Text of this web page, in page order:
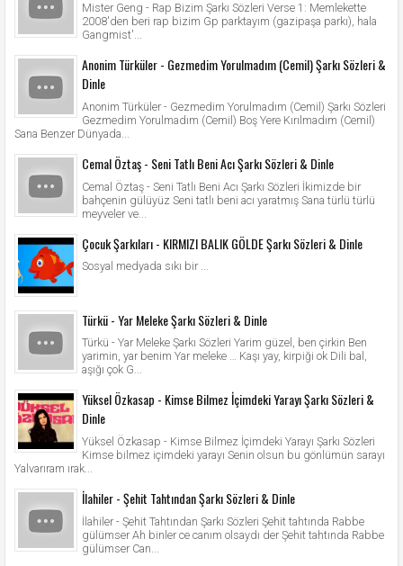
Mister Geng - Rap Bizim Şarkı Sözleri Verse 1: Memlekette
2008'den beri rap bizim Gp parktayım (gazipaşa parkı), hala
Gangmist'...
Anonim Türküler - Gezmedim Yorulmadım (Cemil) Şarkı Sözleri &
Dinle
Anonim Türküler - Gezmedim Yorulmadım (Cemil) Şarkı Sözleri
Gezmedim Yorulmadım (Cemil) Boş Yere Kırılmadım (Cemil)
Sana Benzer Dünyada...
Cemal Öztaş - Seni Tatlı Beni Acı Şarkı Sözleri & Dinle
Cemal Öztaş - Seni Tatlı Beni Acı Şarkı Sözleri İkimizde bir
bahçenin gülüyüz Seni tatlı beni acı yaratmış Sana türlü türlü
meyveler ve...
Çocuk Şarkıları - KIRMIZI BALIK GÖLDE Şarkı Sözleri & Dinle
Sosyal medyada sıkı bir ...
Türkü - Yar Meleke Şarkı Sözleri & Dinle
Türkü - Yar Meleke Şarkı Sözleri Yarim güzel, ben çirkin Ben
yarimin, yar benim Yar meleke … Kaşı yay, kirpiği ok Dili bal,
aşığı çok G...
Yüksel Özkasap - Kimse Bilmez İçimdeki Yarayı Şarkı Sözleri &
Dinle
Yüksel Özkasap - Kimse Bilmez İçimdeki Yarayı Şarkı Sözleri
Kimse bilmez içimdeki yarayı Senin olsun bu gönlümün sarayı
Yalvarıram ırak...
İlahiler - Şehit Tahtından Şarkı Sözleri & Dinle
İlahiler - Şehit Tahtından Şarkı Sözleri Şehit tahtında Rabbe
gülümser Ah binler ce canım olsaydı der Şehit tahtında Rabbe
gülümser Can...